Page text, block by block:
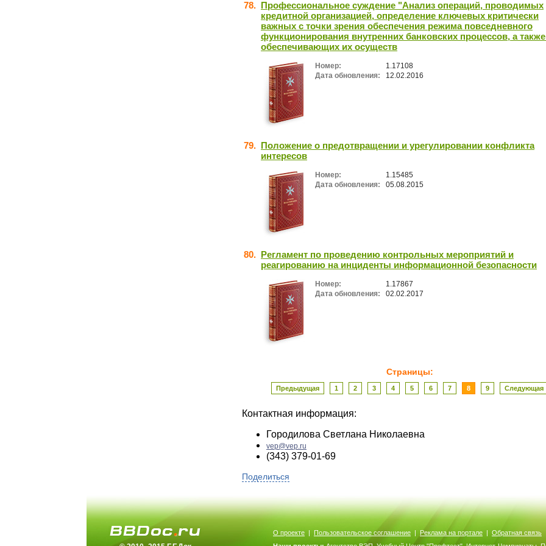
78. Профессиональное суждение "Анализ операций, проводимых
кредитной организацией, определение ключевых критически
важных с точки зрения обеспечения режима повседневного
функционирования внутренних банковских процессов, а
обеспечивающих их осуществ
Номер:
1.17108
Дата обновления:
12.02.2016
79. Положение о предотвращении и урегулировании конфликта
интересов
Номер:
1.15485
Дата обновления:
05.08.2015
80. Регламент по проведению контрольных мероприятий и
реагированию на инциденты информационной безопасности
Номер:
1.17867
Дата обновления:
02.02.2017
Страницы:
Предыдущая 1 2 3 4 5 6 7 8 9 Следующая
Контактная информация:
Городилова Светлана Николаевна
vep@vep.ru
(343) 379-01-69
Поделиться
О проекте | Пользовательское соглашение | Реклама на портале | Обратная связь